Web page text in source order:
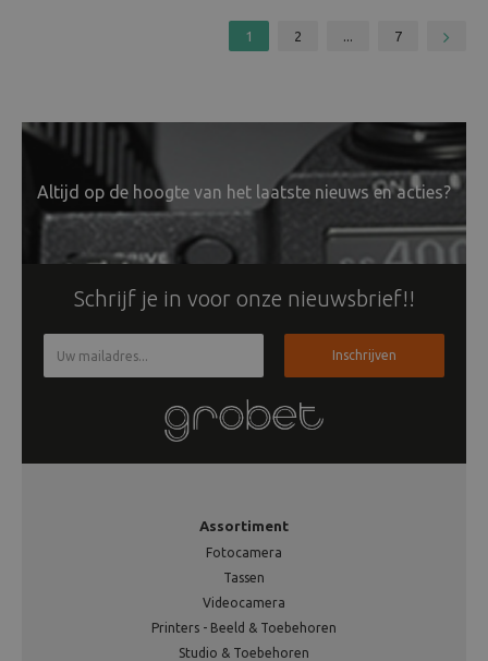
1 2 ... 7
Altijd op de hoogte van het laatste nieuws en acties?
Schrijf je in voor onze nieuwsbrief!!
Inschrijven
Assortiment
Fotocamera
Tassen
Videocamera
Printers - Beeld & Toebehoren
Studio & Toebehoren